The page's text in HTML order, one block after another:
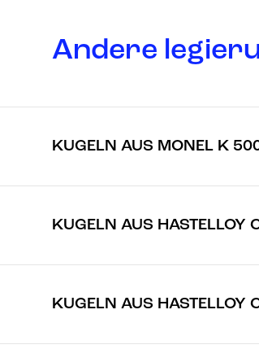
Andere
KUGELN AUS MONEL K
KUGELN AUS HASTELLOY
KUGELN AUS HASTELLOY